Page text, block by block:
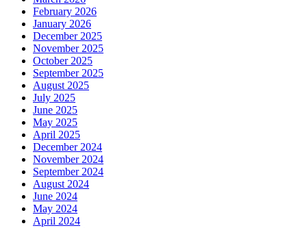
February 2026
January 2026
December 2025
November 2025
October 2025
September 2025
August 2025
July 2025
June 2025
May 2025
April 2025
December 2024
November 2024
September 2024
August 2024
June 2024
May 2024
April 2024